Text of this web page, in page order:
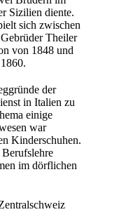
Sizilien diente.
sich zwischen
Theiler
von 1848 und
der
in Italien zu
einige
war
Kinderschuhen.
im dörflichen